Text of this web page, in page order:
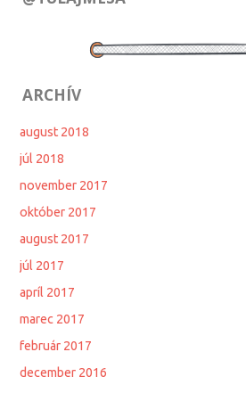
ARCHÍV
august 2018
júl 2018
november 2017
október 2017
august 2017
júl 2017
apríl 2017
marec 2017
február 2017
december 2016